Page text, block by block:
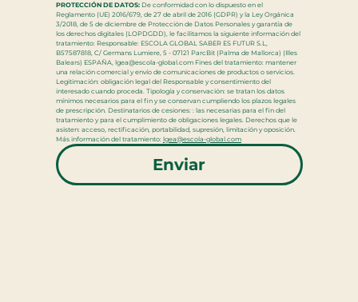
PROTECCIÓN DE DATOS: De conformidad con lo dispuesto en el
Reglamento (UE) 2016/679, de 27 de abril de 2016 (GDPR) y la Ley Orgánica
3/2018, de 5 de diciembre de Protección de Datos Personales y garantía de
los derechos digitales (LOPDGDD), le facilitamos la siguiente información del
tratamiento: Responsable: ESCOLA GLOBAL SABER ES FUTUR S.L,
B57587818, C/ Germans Lumiere, 5 - 07121 ParcBit (Palma de Mallorca) (Illes
Balears) ESPAÑA, lgea@escola-global.com Fines del tratamiento: mantener
una relación comercial y envío de comunicaciones de productos o servicios.
Legitimación: obligación legal del Responsable y consentimiento del
interesado cuando proceda. Tipología y conservación: se tratan los datos
mínimos necesarios para el fin y se conservan cumpliendo los plazos legales
de prescripción. Destinatarios de cesiones: : las necesarias para el fin del
tratamiento y para el cumplimiento de obligaciones legales. Derechos que le
asisten: acceso, rectificación, portabilidad, supresión, limitación y oposición.
Más información del tratamiento: lgea@escola-global.com
Enviar